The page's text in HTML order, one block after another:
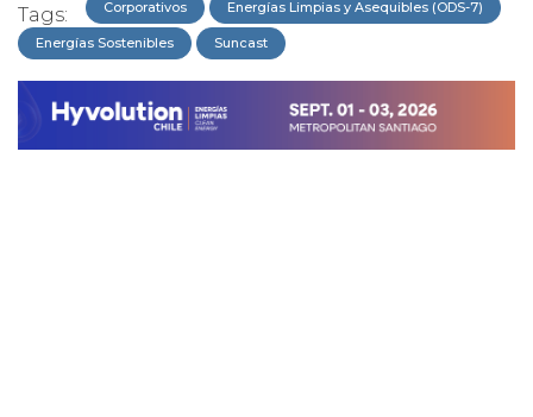
Tags: Corporativos Energías Limpias y Asequibles (ODS-7)
Energías Sostenibles Suncast